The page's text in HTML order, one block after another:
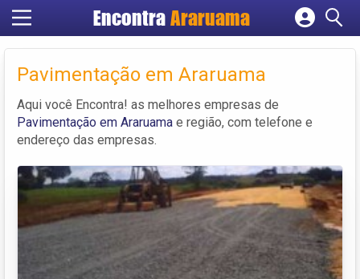
EncontraAraruama
Cadastrar empresa
Criar conta
Pavimentação em Araruama
Aqui você Encontra! as melhores empresas de
Pavimentação em Araruama e região, com telefone e
endereço das empresas.